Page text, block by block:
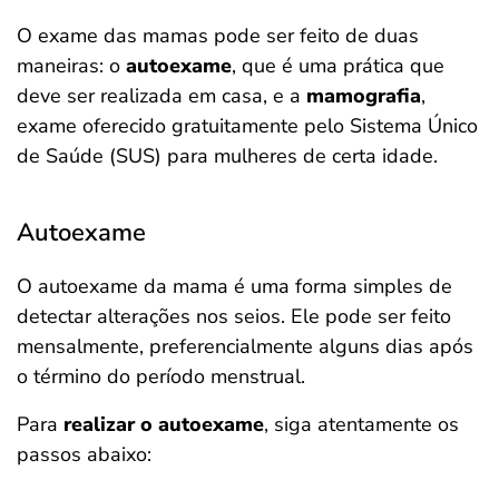
O exame das mamas pode ser feito de duas
maneiras: o autoexame, que é uma prática que
deve ser realizada em casa, e a mamografia,
exame oferecido gratuitamente pelo Sistema Único
de Saúde (SUS) para mulheres de certa idade.
Autoexame
O autoexame da mama é uma forma simples de
detectar alterações nos seios. Ele pode ser feito
mensalmente, preferencialmente alguns dias após
o término do período menstrual.
Para realizar o autoexame, siga atentamente os
passos abaixo: